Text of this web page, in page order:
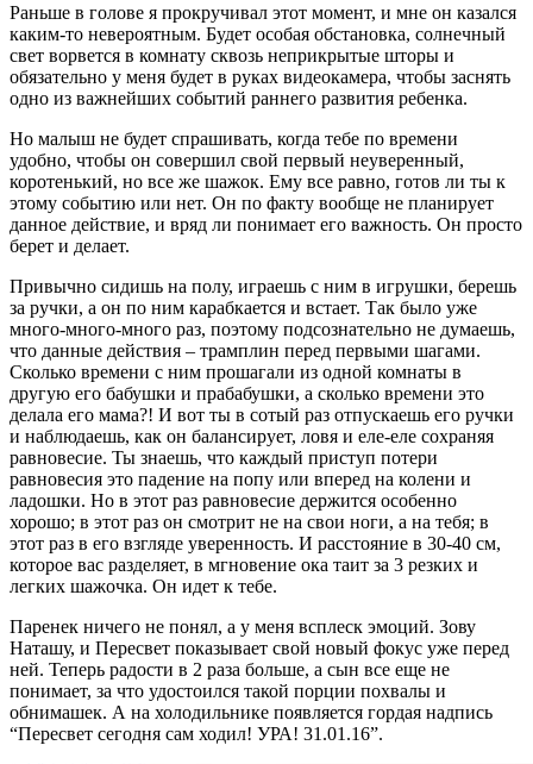
Раньше в голове я прокручивал этот момент, и мне он казался
каким-то невероятным. Будет особая обстановка, солнечный
свет ворвется в комнату сквозь неприкрытые шторы и
обязательно у меня будет в руках видеокамера, чтобы заснять
одно из важнейших событий раннего развития ребенка.
Но малыш не будет спрашивать, когда тебе по времени
удобно, чтобы он совершил свой первый неуверенный,
коротенький, но все же шажок. Ему все равно, готов ли ты к
этому событию или нет. Он по факту вообще не планирует
данное действие, и вряд ли понимает его важность. Он просто
берет и делает.
Привычно сидишь на полу, играешь с ним в игрушки, берешь
за ручки, а он по ним карабкается и встает. Так было уже
много-много-много раз, поэтому подсознательно не думаешь,
что данные действия – трамплин перед первыми шагами.
Сколько времени с ним прошагали из одной комнаты в
другую его бабушки и прабабушки, а сколько времени это
делала его мама?! И вот ты в сотый раз отпускаешь его ручки
и наблюдаешь, как он балансирует, ловя и еле-еле сохраняя
равновесие. Ты знаешь, что каждый приступ потери
равновесия это падение на попу или вперед на колени и
ладошки. Но в этот раз равновесие держится особенно
хорошо; в этот раз он смотрит не на свои ноги, а на тебя; в
этот раз в его взгляде уверенность. И расстояние в 30-40 см,
которое вас разделяет, в мгновение ока таит за 3 резких и
легких шажочка. Он идет к тебе.
Паренек ничего не понял, а у меня всплеск эмоций. Зову
Наташу, и Пересвет показывает свой новый фокус уже перед
ней. Теперь радости в 2 раза больше, а сын все еще не
понимает, за что удостоился такой порции похвалы и
обнимашек. А на холодильнике появляется гордая надпись
“Пересвет сегодня сам ходил! УРА! 31.01.16”.